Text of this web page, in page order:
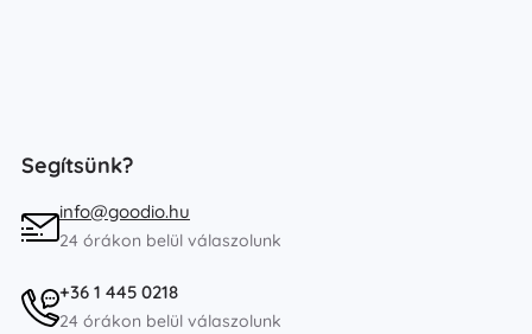
Segítsünk?
info@goodio.hu
24 órákon belül válaszolunk
+36 1 445 0218
24 órákon belül válaszolunk